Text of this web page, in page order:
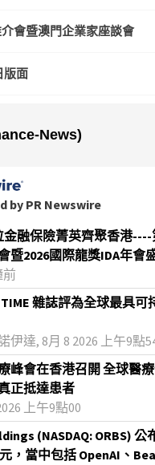
會暨澳門企業家座談會
版面
News)
by PR Newswire
金融保險菁英齊聚香港
暨2026國際龍獎IDA年會
前
TIME 雜誌評為全球最具可
伊達, 8月 8 2026 上午9點
峰會在香港召開 全球醫
正抵達患者
上午9點00
(NASDAQ: ORBS) 公
，當中包括 OpenAI、